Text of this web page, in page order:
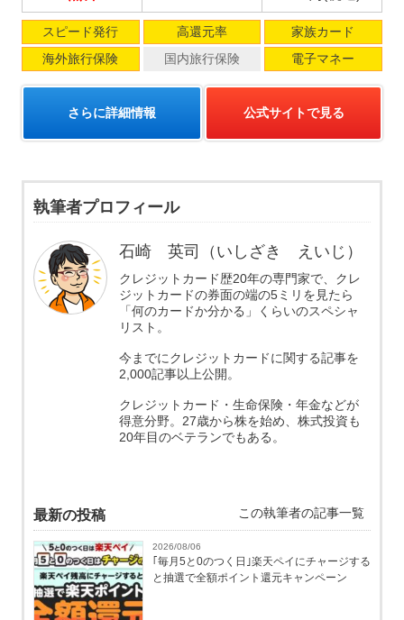
スピード発行 高還元率
家族カード
海外旅行保険
国内旅行保険 電子マネー
さらに詳細情報 公式サイトで見る
執筆者プロフィール
石崎 英司（いしざき えいじ）
クレジットカード歴20年の専門家で、クレ
ジットカードの券面の端の5ミリを見たら
「何のカードか分かる」くらいのスペシャ
リスト。
今までにクレジットカードに関する記事を
2,000記事以上公開。
クレジットカード・生命保険・年金などが
得意分野。27歳から株を始め、株式投資も
20年目のベテランでもある。
最新の投稿 この執筆者の記事一覧
2026/08/06
｢毎月5と0のつく日｣楽天ペイにチャージする
と抽選で全額ポイント還元キャンペーン